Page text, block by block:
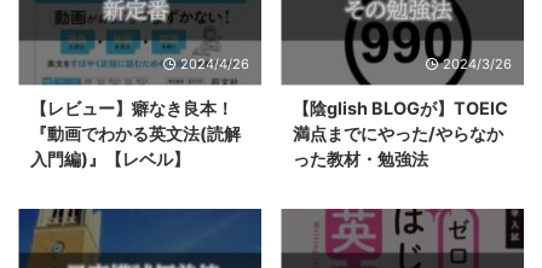
2024/4/26
【レビュー】癖なき良本！
『動画でわかる英文法(読解
入門編)』【レベル】
2024/3/26
【陰glish BLOGが】TOEIC
満点までにやった/やらなか
った教材・勉強法